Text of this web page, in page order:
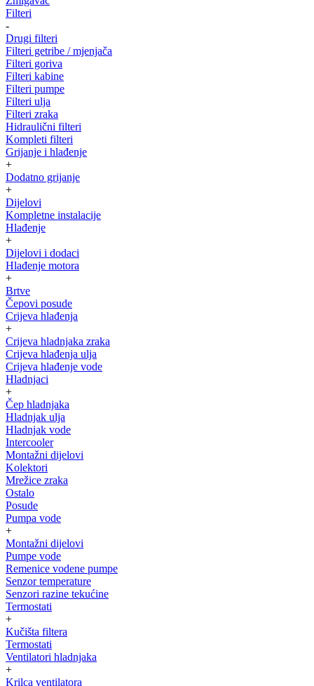
Filteri
-
Drugi filteri
Filteri getribe / mjenjača
Filteri goriva
Filteri kabine
Filteri pumpe
Filteri ulja
Filteri zraka
Hidraulični filteri
Kompleti filteri
Grijanje i hlađenje
+
Dodatno grijanje
+
Dijelovi
Kompletne instalacije
Hlađenje
+
Dijelovi i dodaci
Hlađenje motora
+
Brtve
Čepovi posude
Crijeva hlađenja
+
Crijeva hladnjaka zraka
Crijeva hlađenja ulja
Crijeva hlađenje vode
Hladnjaci
+
Čep hladnjaka
Hladnjak ulja
Hladnjak vode
Intercooler
Montažni dijelovi
Kolektori
Mrežice zraka
Ostalo
Posude
Pumpa vode
+
Montažni dijelovi
Pumpe vode
Remenice vodene pumpe
Senzor temperature
Senzori razine tekućine
Termostati
+
Kučišta filtera
Termostati
Ventilatori hladnjaka
+
Krilca ventilatora